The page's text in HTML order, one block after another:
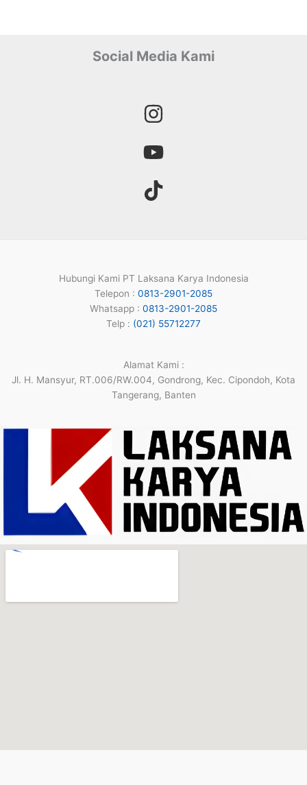
Social Media Kami
Hubungi Kami PT Laksana Karya Indonesia
Telepon : 0813-2901-2085
Whatsapp : 0813-2901-2085
Telp : (021) 55712277
Alamat Kami :
Jl. H. Mansyur, RT.006/RW.004, Gondrong, Kec. Cipondoh, Kota
Tangerang, Banten